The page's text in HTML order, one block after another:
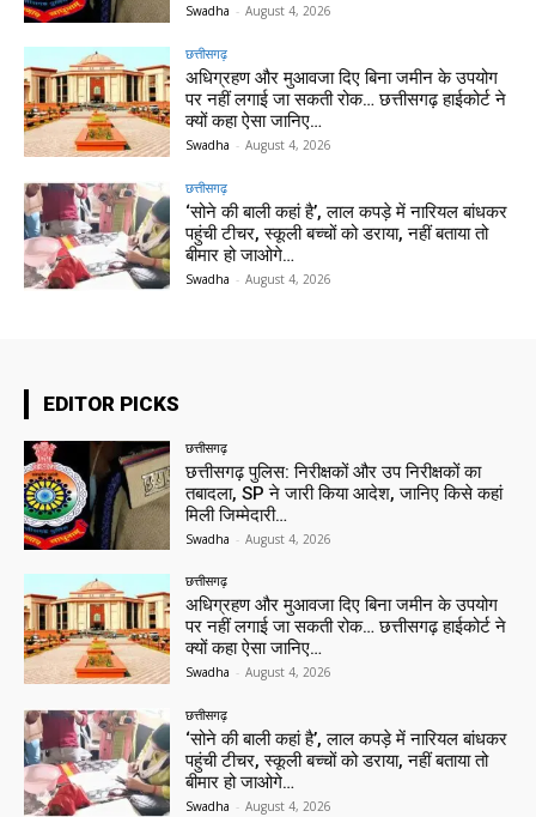
Swadha - August 4, 2026
छत्तीसगढ़
अधिग्रहण और मुआवजा दिए बिना जमीन के उपयोग
पर नहीं लगाई जा सकती रोक… छत्तीसगढ़ हाईकोर्ट ने
क्यों कहा ऐसा जानिए…
Swadha - August 4, 2026
छत्तीसगढ़
‘सोने की बाली कहां है’, लाल कपड़े में नारियल बांधकर
पहुंची टीचर, स्कूली बच्चों को डराया, नहीं बताया तो
बीमार हो जाओगे…
Swadha - August 4, 2026
EDITOR PICKS
छत्तीसगढ़
छत्तीसगढ़ पुलिस: निरीक्षकों और उप निरीक्षकों का
तबादला, SP ने जारी किया आदेश, जानिए किसे कहां
मिली जिम्मेदारी…
Swadha - August 4, 2026
छत्तीसगढ़
अधिग्रहण और मुआवजा दिए बिना जमीन के उपयोग
पर नहीं लगाई जा सकती रोक… छत्तीसगढ़ हाईकोर्ट ने
क्यों कहा ऐसा जानिए…
Swadha - August 4, 2026
छत्तीसगढ़
‘सोने की बाली कहां है’, लाल कपड़े में नारियल बांधकर
पहुंची टीचर, स्कूली बच्चों को डराया, नहीं बताया तो
बीमार हो जाओगे…
Swadha - August 4, 2026